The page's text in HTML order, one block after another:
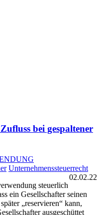
bei gespaltener
Unternehmenssteuerrecht
02.02.22
steuerlich
ein Gesellschafter seinen
„reservieren“ kann,
ausgeschüttet